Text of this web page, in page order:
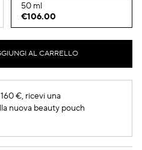
50 ml
€106.00
AL CARRELLO
€, ricevi una
nuova beauty pouch